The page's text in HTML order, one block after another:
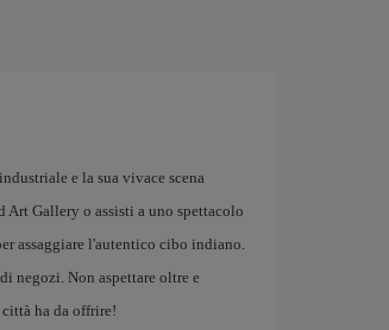
e la sua vivace scena
Gallery o assisti a uno spettacolo
assaggiare l'autentico cibo indiano.
negozi. Non aspettare oltre e
ha da offrire!